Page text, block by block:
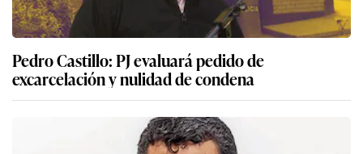
Pedro Castillo: PJ evaluará pedido de
excarcelación y nulidad de condena